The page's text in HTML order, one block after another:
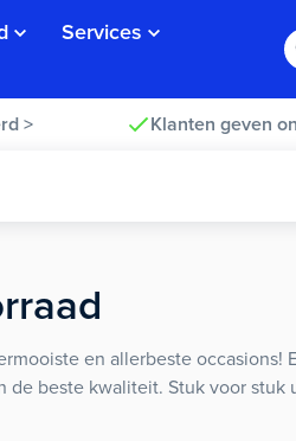
Services
> Klanten geven
en allerbeste occasions!
beste kwaliteit. Stuk voor stuk